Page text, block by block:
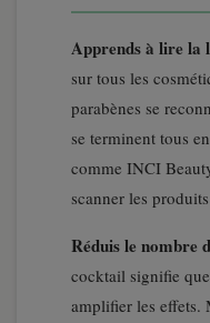
Apprends à lire la
sur tous les
parabènes se
se terminent tous en
comme INCI
scanner les
Réduis le nombre
cocktail signifie
amplifier les effets.